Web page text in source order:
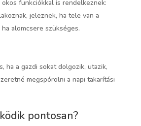
funkciókkal is rendelkeznek:
jeleznek, ha tele van a
alomcsere szükséges.
ha a gazdi sokat dolgozik, utazik,
megspórolni a napi takarítási
pontosan?